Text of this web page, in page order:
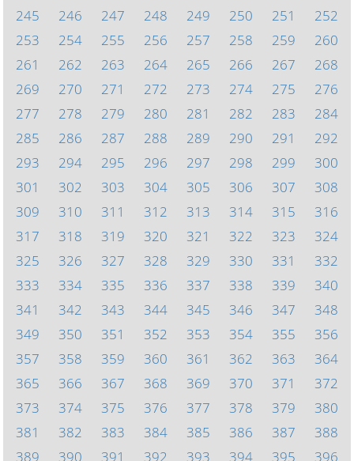
245
246 247 248 249 250 251
252
253
254 255 256 257 258 259
260
261
262 263 264 265 266 267
268
269
270 271 272 273 274 275
276
277
278 279 280 281 282 283
284
285
286 287 288 289 290 291
292
293
294 295 296 297 298 299
300
301
302 303 304 305 306 307
308
309
310 311 312 313 314 315
316
317
318 319 320 321 322 323
324
325
326 327 328 329 330 331
332
333
334 335 336 337 338 339
340
341
342 343 344 345 346 347
348
349
350 351 352 353 354 355
356
357
358 359 360 361 362 363
364
365
366 367 368 369 370 371
372
373
374 375 376 377 378 379
380
381
382 383 384 385 386 387
388
389
390 391 392 393 394 395 396